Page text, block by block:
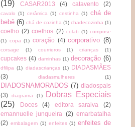
(19)
CASAR2013 (4) catavento (2)
cavalo (1) cerâmica (1) cestinha (1) chá de
bebê (6) chá de cozinha (1) chadecozinha (1)
coelho (2) coelhos (2) colab (1) compose
(1) copa (1) coração (4) corporativo (8)
corsage (1) courrieros (1) crianças (1)
cupcakes (4) daminhas (1) decoração (6)
dfilipa (1) diadascrianças (1) DIADASMÃES
(3)
diadasmulheres (1)
DIADOSNAMORADOS (7) diadospais
(3)
diagrama (1)
Dobras Especiais
(25)
Doces (4) editora saraiva
(2)
emannuelle junqueira
(2) emarbatalha
(2) embalagem (1) enfeites (1) enfeites de